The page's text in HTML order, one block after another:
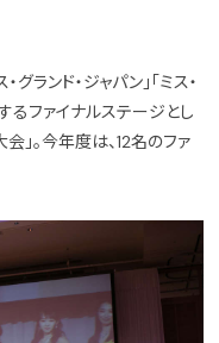
グランド・ジャパン」「ミス・
るファイナルステージとし
」。今年度は、12名のファ